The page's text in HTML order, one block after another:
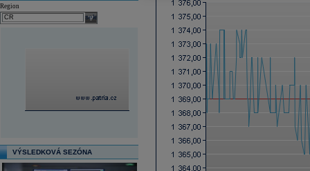
Region
select
VÝSLEDKOVÁ SEZÓNA